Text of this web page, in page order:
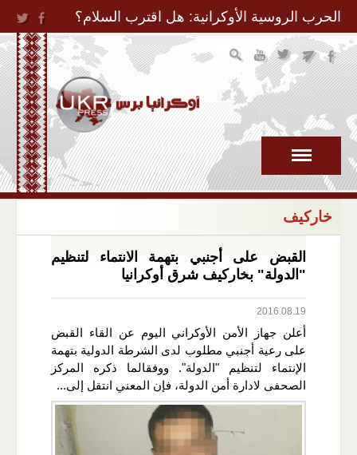
Jump to Navigation
الحرب الروسية الأوكرانية: هل اقترب السلام؟
خاركيف
القبض على أجنبي بتهمة الانتماء لتنظيم
"الدولة" بخاركيف شرق أوكرانيا
2016.08.19
أعلن جهاز الأمن الأوكراني اليوم عن القاء القبض
على رعية أجنبي مطلوب لدى الشرطة الدولية بتهمة
الإنتماء لتنظيم "الدولة". ووفقالما ذكره المركز
الصحفى لادارة أمن الدولة، فإن المعني انتقل إلى...